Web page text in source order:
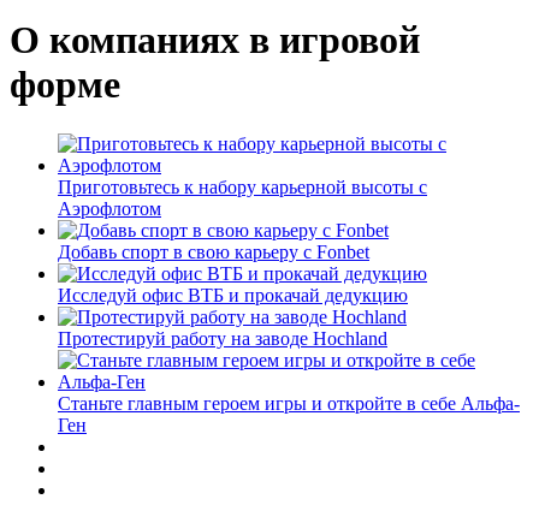
О компаниях в игровой
форме
Приготовьтесь к набору карьерной высоты с
Аэрофлотом
Добавь спорт в свою карьеру с Fonbet
Исследуй офис ВТБ и прокачай дедукцию
Протестируй работу на заводе Hochland
Станьте главным героем игры и откройте в себе Альфа-
Ген